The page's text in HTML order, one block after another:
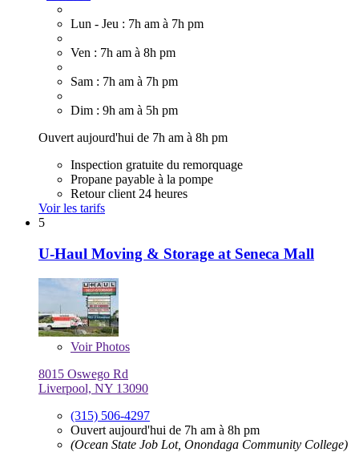
Lun - Jeu : 7h am à 7h pm
Ven : 7h am à 8h pm
Sam : 7h am à 7h pm
Dim : 9h am à 5h pm
Ouvert aujourd'hui de 7h am à 8h pm
Inspection gratuite du remorquage
Propane payable à la pompe
Retour client 24 heures
Voir les tarifs
5
U-Haul Moving & Storage at Seneca Mall
VoirPhotos
8015 Oswego Rd
Liverpool, NY 13090
(315) 506-4297
Ouvert aujourd'hui de 7h am à 8h pm
(Ocean State Job Lot, Onondaga Community College)